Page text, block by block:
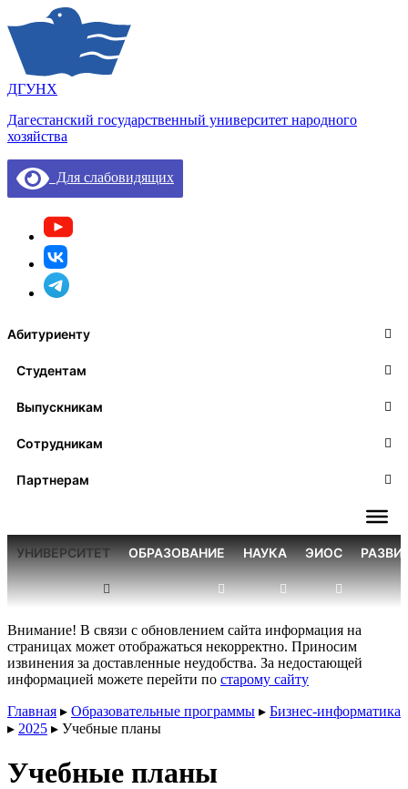
ДГУНХ
Дагестанский государственный университет народного
хозяйства
Для слабовидящих
Абитуриенту
Студентам
Выпускникам
Сотрудникам
Партнерам
УНИВЕРСИТЕТ ОБРАЗОВАНИЕ НАУКА ЭИОС
Внимание! В связи с обновлением сайта информация на
страницах может отображаться некорректно. Приносим
извинения за доставленные неудобства. За недостающей
информацией можете перейти по старому сайту
Главная ▸ Образовательные программы ▸ Бизнес-информатика
▸ 2025 ▸ Учебные планы
Учебные планы